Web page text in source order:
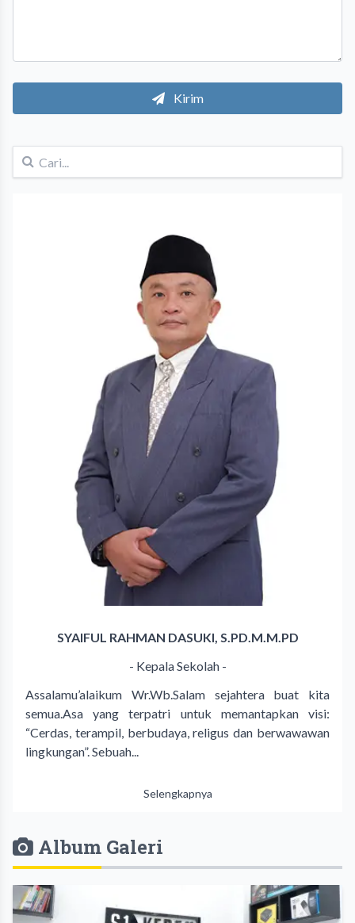
Kirim
SYAIFUL RAHMAN DASUKI, S.PD.M.M.PD
- Kepala Sekolah -
Assalamu’alaikum Wr.Wb.Salam sejahtera buat kita
semua.Asa yang terpatri untuk memantapkan visi:
“Cerdas, terampil, berbudaya, religus dan berwawawan
lingkungan”. Sebuah...
Selengkapnya
Album Galeri